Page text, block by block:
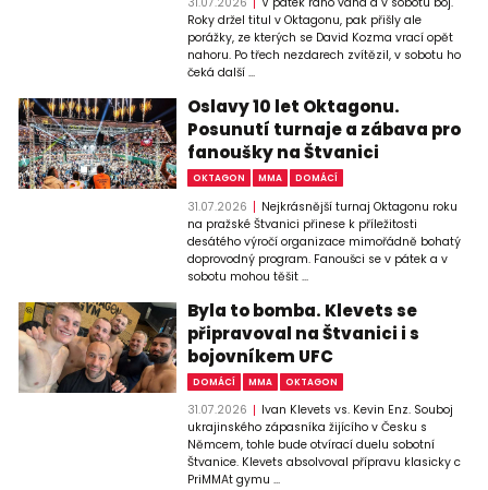
Roky držel titul v Oktagonu, pak přišly ale
porážky, ze kterých se David Kozma vrací opět
nahoru. Po třech nezdarech zvítězil, v sobotu ho
čeká další ...
Oslavy 10 let Oktagonu.
Posunutí turnaje a zábava pro
fanoušky na Štvanici
OKTAGON MMA DOMÁCÍ
31.07.2026
Nejkrásnější turnaj Oktagonu roku
na pražské Štvanici přinese k příležitosti
desátého výročí organizace mimořádně bohatý
doprovodný program. Fanoušci se v pátek a v
sobotu mohou těšit ...
Byla to bomba. Klevets se
připravoval na Štvanici i s
bojovníkem UFC
DOMÁCÍ MMA OKTAGON
31.07.2026
Ivan Klevets vs. Kevin Enz. Souboj
ukrajinského zápasníka žijícího v Česku s
Němcem, tohle bude otvírací duelu sobotní
Štvanice. Klevets absolvoval přípravu klasicky c
PriMMAt gymu ...